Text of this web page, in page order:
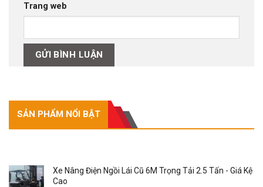
Trang web
SẢN PHẨM NỔI BẬT
Xe Nâng Điện Ngồi Lái Cũ 6M Trọng Tải 2.5 Tấn - Giá Kệ
Cao